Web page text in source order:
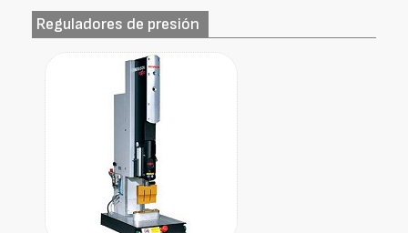
Reguladores de presión